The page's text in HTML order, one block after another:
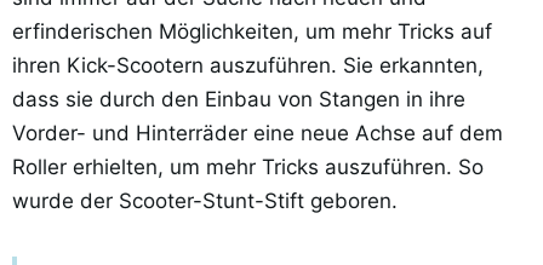
erfinderischen Möglichkeiten, um mehr Tricks auf
ihren Kick-Scootern auszuführen. Sie erkannten,
dass sie durch den Einbau von Stangen in ihre
Vorder- und Hinterräder eine neue Achse auf dem
Roller erhielten, um mehr Tricks auszuführen. So
wurde der Scooter-Stunt-Stift geboren.